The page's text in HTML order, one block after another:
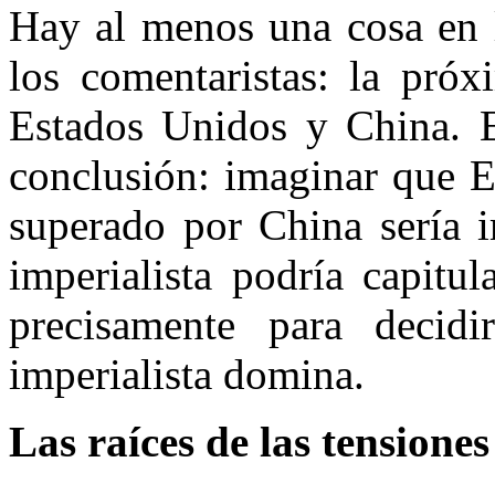
Hay al menos una cosa
los comentaristas: la
Estados Unidos y China.
conclusión: imaginar que
superado por China sería
imperialista podría
precisamente para
imperialista domina.
Las raíces de las